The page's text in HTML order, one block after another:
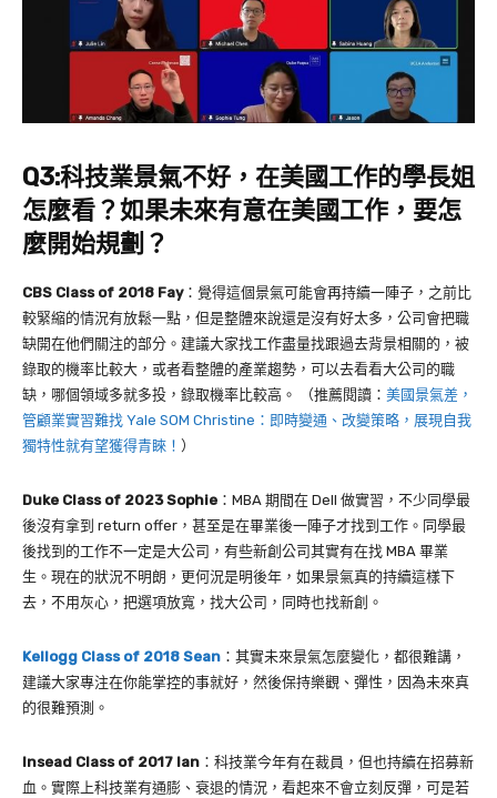
Q3:科技業景氣不好，在美國工作的學長姐
怎麼看？如果未來有意在美國工作，要怎
麼開始規劃？
CBS Class of 2018 Fay： 覺得這個景氣可能會再持續一陣子，之前比
較緊縮的情況有放鬆一點，但是整體來說還是沒有好太多，公司會把職
缺開在他們關注的部分。建議大家找工作盡量找跟過去背景相關的，被
錄取的機率比較大，或者看整體的產業趨勢，可以去看看大公司的職
缺，哪個領域多就多投，錄取機率比較高。
（推薦閱讀： 美國景氣差，
管顧業實習難找 Yale SOM Christine：即時變通、改變策略，展現自我
獨特性就有望獲得青睞！ ）
Duke Class of 2023 Sophie ： MBA 期間在 Dell 做實習，不少同學最
後沒有拿到 return offer ，甚至是在畢業後一陣子才找到工作。同學最
後找到的工作不一定是大公司，有些新創公司其實有在找 MBA 畢業
生。現在的狀況不明朗，更何況是明後年，如果景氣真的持續這樣下
去，不用灰心，把選項放寬，找大公司，同時也找新創。
Kellogg Class of 2018 Sean ：其實未來景氣怎麼變化，都很難講，
建議大家專注在你能掌控的事就好，然後保持樂觀、彈性，因為未來真
的很難預測。
Insead Class of 2017 Ian ：科技業今年有在裁員，但也持續在招募新
血。實際上科技業有通膨、衰退的情況，看起來不會立刻反彈，可是若